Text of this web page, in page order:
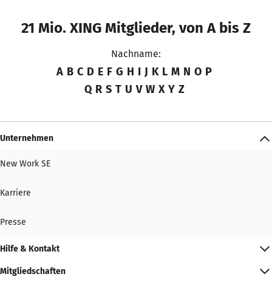
21 Mio. XING Mitglieder, von A bis Z
Nachname:
A B C D E F G H I J K L M N O P
Q R S T U V W X Y Z
Unternehmen
New Work SE
Karriere
Presse
Hilfe & Kontakt
Mitgliedschaften